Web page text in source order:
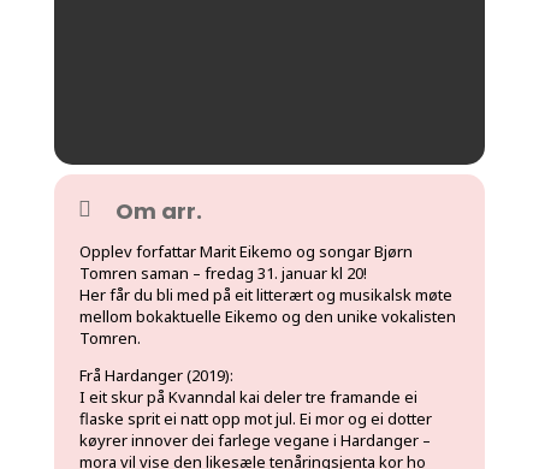
Om arr.
Opplev forfattar Marit Eikemo og songar Bjørn
Tomren saman – fredag 31. januar kl 20!
Her får du bli med på eit litterært og musikalsk møte
mellom bokaktuelle Eikemo og den unike vokalisten
Tomren.
Frå Hardanger (2019):
I eit skur på Kvanndal kai deler tre framande ei
flaske sprit ei natt opp mot jul. Ei mor og ei dotter
køyrer innover dei farlege vegane i Hardanger –
mora vil vise den likesæle tenåringsjenta kor ho